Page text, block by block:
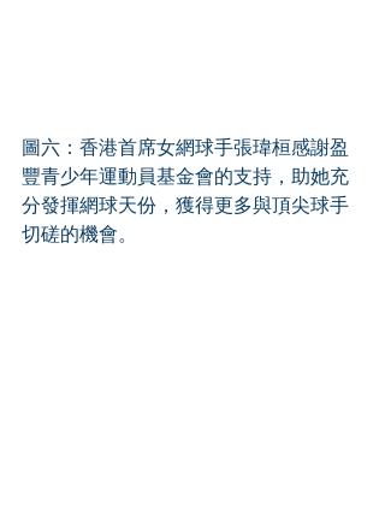
圖六：香港首席女網球手張瑋桓感謝盈
豐青少年運動員基金會的支持，助她充
分發揮網球天份，獲得更多與頂尖球手
切磋的機會。